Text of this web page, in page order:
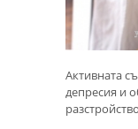
Активната
депресия и